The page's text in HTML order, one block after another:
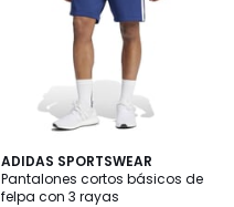
ADIDAS SPORTSWEAR
Pantalones cortos básicos de
felpa con 3 rayas
4,8
/ 5